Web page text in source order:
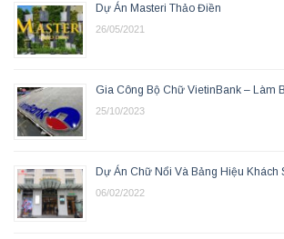
Dự Án Masteri Thảo Điền
26/05/2021
Gia Công Bộ Chữ VietinBank – Làm
25/10/2023
Dự Án Chữ Nổi Và Bảng Hiệu Khách
06/02/2022